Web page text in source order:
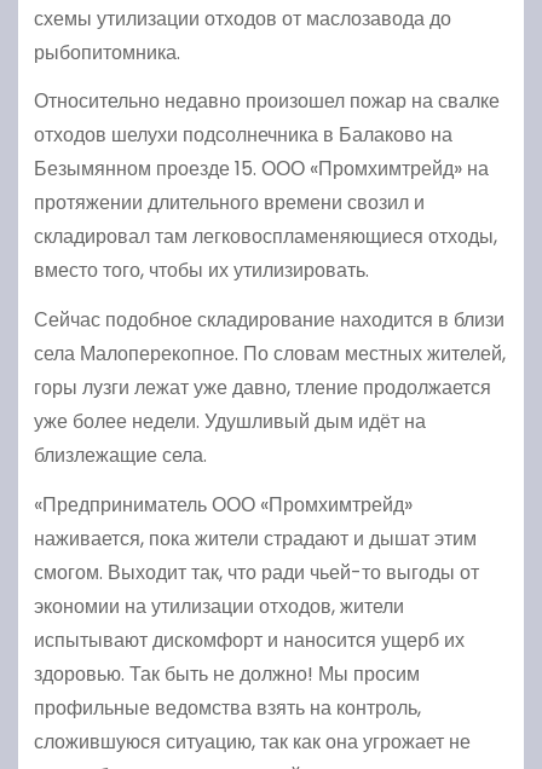
схемы утилизации отходов от маслозавода до
рыбопитомника.
Относительно недавно произошел пожар на свалке
отходов шелухи подсолнечника в Балаково на
Безымянном проезде 15. ООО «Промхимтрейд» на
протяжении длительного времени свозил и
складировал там легковоспламеняющиеся отходы,
вместо того, чтобы их утилизировать.
Сейчас подобное складирование находится в близи
села Малоперекопное. По словам местных жителей,
горы лузги лежат уже давно, тление продолжается
уже более недели. Удушливый дым идёт на
близлежащие села.
«Предприниматель ООО «Промхимтрейд»
наживается, пока жители страдают и дышат этим
смогом. Выходит так, что ради чьей-то выгоды от
экономии на утилизации отходов, жители
испытывают дискомфорт и наносится ущерб их
здоровью. Так быть не должно! Мы просим
профильные ведомства взять на контроль,
сложившуюся ситуацию, так как она угрожает не